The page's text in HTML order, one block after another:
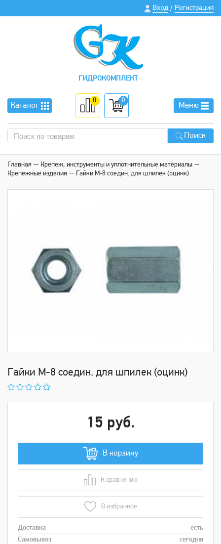
Вход / Регистрация
ГИДРОКОМПЛЕКТ
Каталог
0 0
Меню
Поиск
Главная
Крепеж, инструменты и уплотнительные материалы
Крепежные изделия
Гайки М-8 соедин. для шпилек (оцинк)
Гайки М-8 соедин. для шпилек (оцинк)
15 руб.
В корзину
К сравнению
В сравнении
В избранное
Доставка
есть
Самовывоз
сегодня